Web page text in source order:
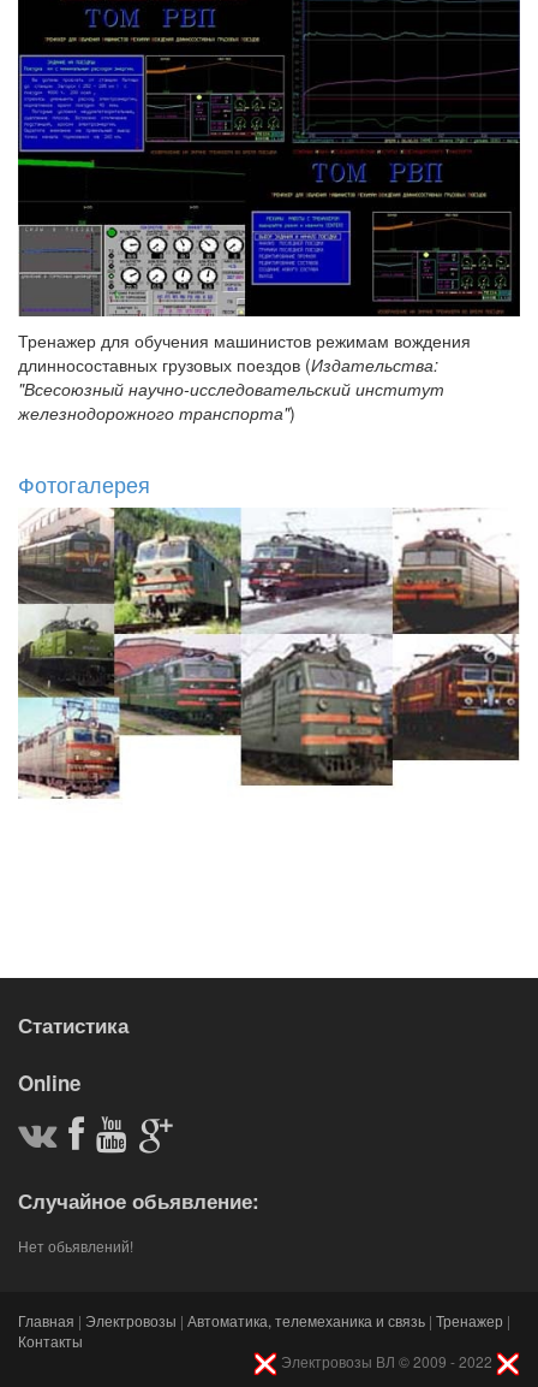
Тренажер для обучения машинистов режимам вождения
длинносоставных грузовых поездов (Издательства:
"Всесоюзный научно-исследовательский институт
железнодорожного транспорта")
Фотогалерея
Статистика
Online
Случайное обьявление:
Нет обьявлений!
Главная | Электровозы | Автоматика, телемеханика и связь | Тренажер |
Контакты
Электровозы ВЛ © 2009 - 2022